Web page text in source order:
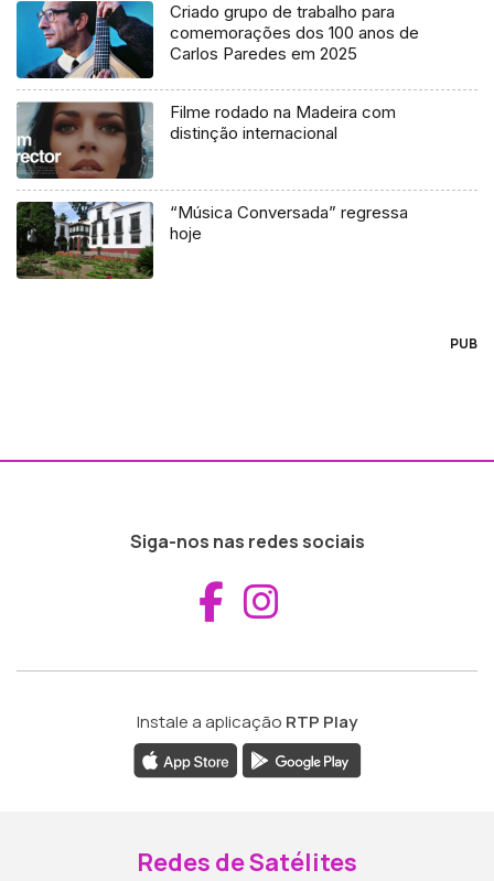
Criado grupo de trabalho para
comemorações dos 100 anos de
Carlos Paredes em 2025
Filme rodado na Madeira com
distinção internacional
“Música Conversada” regressa
hoje
PUB
Siga-nos nas redes sociais
Aceder ao
Instale a aplicação RTP Play
Redes de Satélites